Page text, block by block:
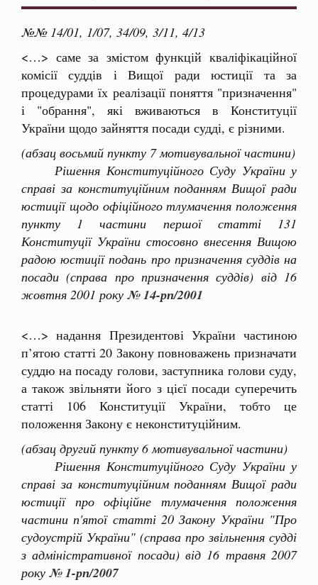
№№ 14/01, 1/07, 34/09, 3/11, 4/13
<…> саме за змістом функцій кваліфікаційної
комісії суддів і Вищої ради юстиції та за
процедурами їх реалізації поняття "призначення"
і "обрання", які вживаються в Конституції
України щодо зайняття посади судді, є різними.
(абзац восьмий пункту 7 мотивувальної частини)
Рішення Конституційного Суду України у
справі за конституційним поданням Вищої ради
юстиції щодо офіційного тлумачення положення
пункту 1 частини першої статті 131
Конституції України стосовно внесення Вищою
радою юстиції подань про призначення суддів на
посади (справа про призначення суддів) від 16
жовтня 2001 року № 14-рп/2001
<…> надання Президентові України частиною
п’ятою статті 20 Закону повноважень призначати
суддю на посаду голови, заступника голови суду,
а також звільняти його з цієї посади суперечить
статті 106 Конституції України, тобто це
положення Закону є неконституційним.
(абзац другий пункту 6 мотивувальної частини)
Рішення Конституційного Суду України у
справі за конституційним поданням Вищої ради
юстиції про офіційне тлумачення положення
частини п'ятої статті 20 Закону України "Про
судоустрій України" (справа про звільнення судді
з адміністративної посади) від 16 травня 2007
року № 1-рп/2007